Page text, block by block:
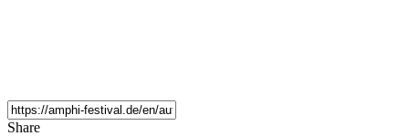
Share